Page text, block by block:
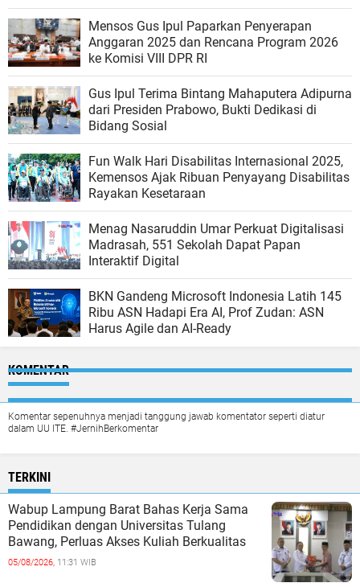
Mensos Gus Ipul Paparkan Penyerapan
Anggaran 2025 dan Rencana Program 2026
ke Komisi VIII DPR RI
Gus Ipul Terima Bintang Mahaputera Adipurna
dari Presiden Prabowo, Bukti Dedikasi di
Bidang Sosial
Fun Walk Hari Disabilitas Internasional 2025,
Kemensos Ajak Ribuan Penyayang Disabilitas
Rayakan Kesetaraan
Menag Nasaruddin Umar Perkuat Digitalisasi
Madrasah, 551 Sekolah Dapat Papan
Interaktif Digital
BKN Gandeng Microsoft Indonesia Latih 145
Ribu ASN Hadapi Era AI, Prof Zudan: ASN
Harus Agile dan AI-Ready
KOMENTAR
Komentar sepenuhnya menjadi tanggung jawab komentator seperti diatur
dalam UU ITE. #JernihBerkomentar
TERKINI
Wabup Lampung Barat Bahas Kerja Sama
Pendidikan dengan Universitas Tulang
Bawang, Perluas Akses Kuliah Berkualitas
05/08/2026, 11:31 WIB